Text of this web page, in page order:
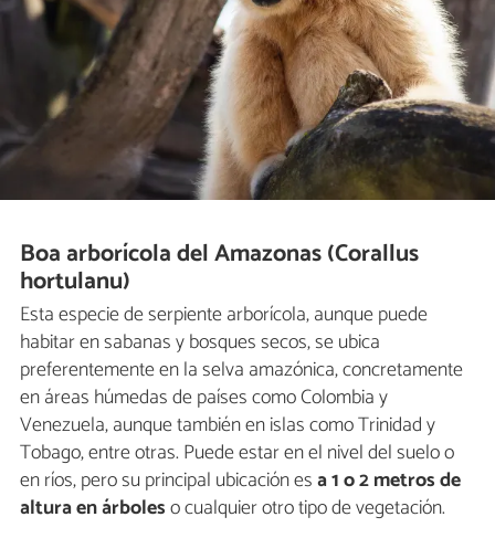
Boa arborícola del Amazonas (Corallus
hortulanu)
Esta especie de serpiente arborícola, aunque puede
habitar en sabanas y bosques secos, se ubica
preferentemente en la selva amazónica, concretamente
en áreas húmedas de países como Colombia y
Venezuela, aunque también en islas como Trinidad y
Tobago, entre otras. Puede estar en el nivel del suelo o
en ríos, pero su principal ubicación esa 1 o 2 metros de
altura en árboleso cualquier otro tipo de vegetación.